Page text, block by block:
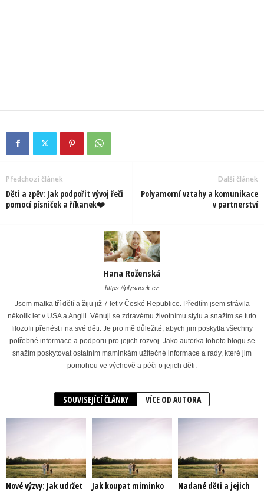
Předchozí článek
Děti a zpěv: Jak podpořit vývoj řeči
pomocí písniček a říkanek❤️
Další článek
Polyamorní vztahy a komunikace
v partnerství
Hana Roženská
https://plysacek.cz
Jsem matka tří dětí a žiju již 7 let v České Republice. Předtím jsem strávila
několik let v USA a Anglii. Věnuji se zdravému životnímu stylu a snažím se tuto
filozofii přenést i na své děti. Je pro mě důležité, abych jim poskytla všechny
potřebné informace a podporu pro jejich rozvoj. Jako autorka tohoto blogu se
snažím poskytovat ostatním maminkám užitečné informace a rady, které jim
pomohou ve výchově a péči o jejich děti.
SOUVISEJÍCÍ ČLÁNKY VÍCE OD AUTORA
Nové výzvy: Jak udržet
Jak koupat miminko
Nadané děti a jejich